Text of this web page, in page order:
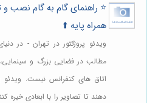
همراه پایه ⬆️
ویدئو پروژکتور در تهران - در
مطالب در فضایی بزرگ و
اتاق های کنفرانس نیست. ویدئو
دهند تا تصاویر را با ابعادی خیره